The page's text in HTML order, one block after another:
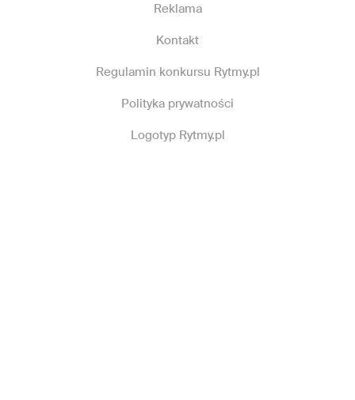
Reklama
Kontakt
Regulamin konkursu Rytmy.pl
Polityka prywatności
Logotyp Rytmy.pl